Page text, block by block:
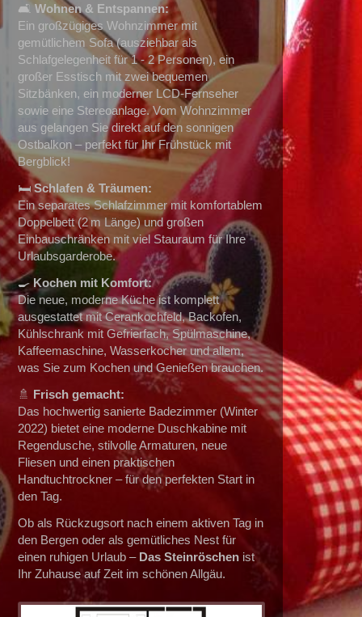
🛋️Wohnen & Entspannen:
Ein großzügiges Wohnzimmer mit
gemütlichem Sofa (ausziehbar als
Schlafgelegenheit für 1 - 2 Personen), ein
großer Esstisch mit zwei bequemen
Sitzbänken, ein moderner LCD-Fernseher
sowie eine Stereoanlage. Vom Wohnzimmer
aus gelangen Sie direkt auf den sonnigen
Ostbalkon – perfekt für Ihr Frühstück mit
Bergblick!
🛏️ Schlafen & Träumen:
Ein separates Schlafzimmer mit komfortablem
Doppelbett (2 m Länge) und großen
Einbauschränken mit viel Stauraum für Ihre
Urlaubsgarderobe.
🍳 Kochen mit Komfort:
Die neue, moderne Küche ist komplett
ausgestattet mit Cerankochfeld, Backofen,
Kühlschrank mit Gefrierfach, Spülmaschine,
Kaffeemaschine, Wasserkocher und allem,
was Sie zum Kochen und Genießen brauchen.
🚿 Frisch gemacht:
Das hochwertig sanierte Badezimmer (Winter
2022) bietet eine moderne Duschkabine mit
Regendusche, stilvolle Armaturen, neue
Fliesen und einen praktischen
Handtuchtrockner – für den perfekten Start in
den Tag.
Ob als Rückzugsort nach einem aktiven Tag in
den Bergen oder als gemütliches Nest für
einen ruhigen Urlaub – Das Steinröschen ist
Ihr Zuhause auf Zeit im schönen Allgäu.